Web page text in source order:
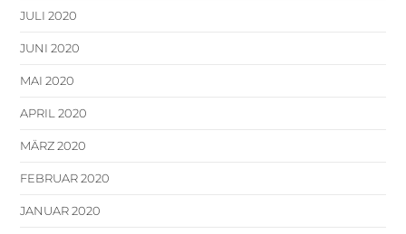
JULI 2020
JUNI 2020
MAI 2020
APRIL 2020
MÄRZ 2020
FEBRUAR 2020
JANUAR 2020